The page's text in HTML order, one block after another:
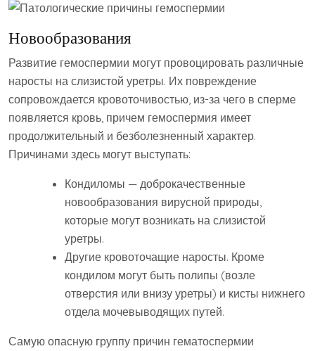
Новообразования
Развитие гемоспермии могут провоцировать различные
наросты на слизистой уретры. Их повреждение
сопровождается кровоточивостью, из-за чего в сперме
появляется кровь, причем гемоспермия имеет
продолжительный и безболезненный характер.
Причинами здесь могут выступать:
Кондиломы — доброкачественные
новообразования вирусной природы,
которые могут возникать на слизистой
уретры.
Другие кровоточащие наросты. Кроме
кондилом могут быть полипы (возле
отверстия или внизу уретры) и кисты нижнего
отдела мочевыводящих путей.
Самую опасную группу причин гематоспермии